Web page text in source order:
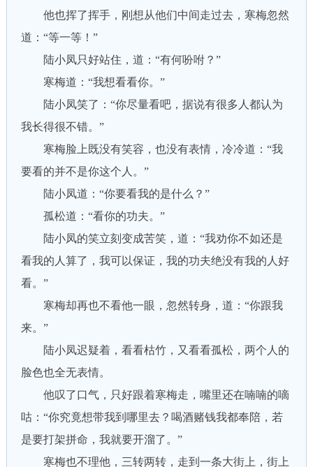
他也挥了挥手，刚想从他们中间走过去，寒梅忽然
道：“等一等！”
陆小凤只好站住，道：“有何吩咐？”
寒梅道：“我想看看你。”
陆小凤笑了：“你尽量看吧，据说有很多人都认为
我长得很不错。”
寒梅脸上既没有笑容，也没有表情，冷冷道：“我
要看的并不是你这个人。”
陆小凤道：“你要看我的是什么？”
孤松道：“看你的功夫。”
陆小凤的笑立刻变成苦笑，道：“我劝你不如还是
看我的人算了，我可以保证，我的功夫绝没有我的人好
看。”
寒梅却再也不看他一眼，忽然转身，道：“你跟我
来。”
陆小凤迟疑着，看看枯竹，又看看孤松，两个人的
脸色也全无表情。
他叹了口气，只好跟着寒梅走，嘴里还在喃喃的嘀
咕：“你究竟想带我到哪里去？喝酒赌钱我都奉陪，若
是要打架拼命，我就要开溜了。”
寒梅也不理他，三转两转，走到一条大街上，街上